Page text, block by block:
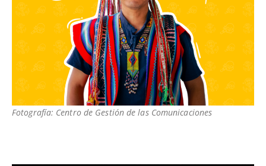
Fotografía: Centro de Gestión de las Comunicaciones